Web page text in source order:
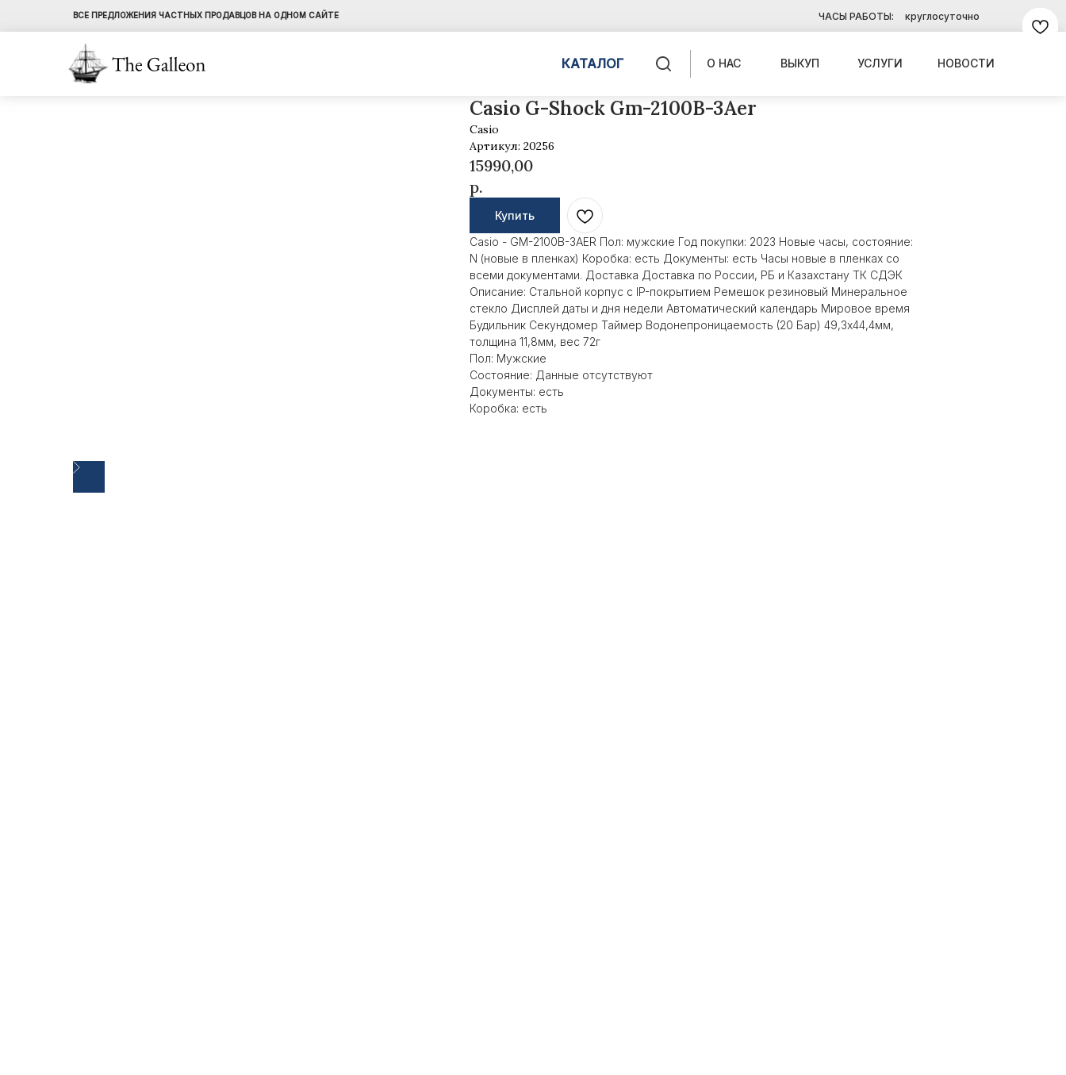
ЧАСЫ РАБОТЫ: круглосуточно
ВСЕ ПРЕДЛОЖЕНИЯ ЧАСТНЫХ ПРОДАВЦОВ НА ОДНОМ САЙТЕ
КАТАЛОГ О НАС ВЫКУП УСЛУГИ НОВОСТИ
Casio G-Shock Gm-2100B-3Aer
Casio
Артикул: 20256
15990,00
р.
Купить
Casio - GM-2100B-3AER Пол: мужские Год покупки: 2023 Новые часы, состояние:
N (новые в пленках) Коробка: есть Документы: есть Часы новые в пленках со
всеми документами. Доставка Доставка по России, РБ и Казахстану ТК СДЭК
Описание: Стальной корпус с IP-покрытием Ремешок резиновый Минеральное
стекло Дисплей даты и дня недели Автоматический календарь Мировое время
Будильник Секундомер Таймер Водонепроницаемость (20 Бар) 49,3х44,4мм,
толщина 11,8мм, вес 72г
Пол: Мужские
Состояние: Данные отсутствуют
Документы: есть
Коробка: есть